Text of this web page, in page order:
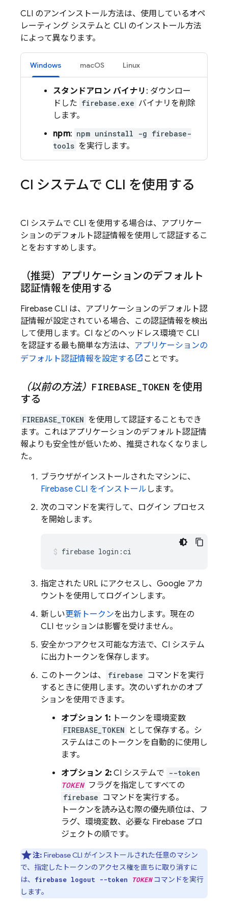
CLI のアンインストール方法は、使用しているオペ
レーティング システムと CLI のインストール方法
によって異なります。
Windows macOS Linux
スタンドアロン バイナリ : ダウンロー
ドした firebase.exe バイナリを削除
します。
npm: npm uninstall -g firebase-
tools を実行します。
CI システムで CLI を使用する
CI システムで CLI を使用する場合は、アプリケー
ションのデフォルト認証情報を使用して認証するこ
とをおすすめします。
（推奨） アプリケーションのデフォルト
認証情報を使用する
Firebase CLI は、アプリケーションのデフォルト認
証情報が設定されている場合、この認証情報を検出
して使用します。CI などのヘッドレス環境で CLI
を認証する最も簡単な方法は、 アプリケーションの
デフォルト認証情報を設定する
ことです。
（以前の方法） FIREBASE TOKEN を使用
する
FIREBASE_TOKEN を使用して認証することもでき
ます。これはアプリケーションのデフォルト認証情
報よりも安全性が低いため、推奨されなくなりまし
た。
ブラウザがインストールされたマシンに、
Firebase CLI をインストール します。
次のコマンドを実行して、ログイン プロセス
を開始します。
firebase login:ci
指定された URL にアクセスし、Google アカ
ウントを使用してログインします。
新しい更新トークンを出力します。現在の
CLI セッションは影響を受けません。
安全かつアクセス可能な方法で、CI システム
に出力トークンを保存します。
このトークンは、
firebase コマンドを実行
するときに使用します。次のいずれかのオプ
ションを使用できます。
オプション 1: トークンを環境変数
FIREBASE_TOKEN
として保存する。シ
ステムはこのトークンを自動的に使用し
ます。
オプション 2: CI システムで --token
TOKEN フラグを指定してすべての
firebase コマンドを実行する。
トークンを読み込む際の優先順位は、フ
ラグ、環境変数、必要な Firebase プロ
ジェクトの順です。
注: FirebaseCLI がインストールされた任意のマシン
で、指定したトークンのアクセス権を直ちに取り消すに
は、
firebase logout --token TOKENコマンドを実行
します。